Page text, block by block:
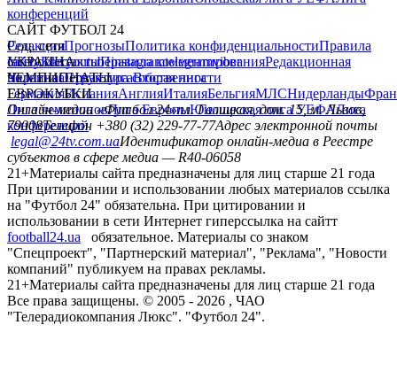
конференций
САЙТ ФУТБОЛ 24
РедакцияПрогнозыПолитика конфиденциальностиПравила
сайтуКонтактыПравила комментированияРедакционная
политикаСтруктура собственности
Соц. сети
facebookxyoutubeinstagramtelegramviber
УКРАИНА
УкраинаПервая лигаВторая лига
ЧЕМПИОНАТЫ
ГерманияИспанияАнглияИталияБельгияМЛСНидерланды
ЕВРОКУБКИ
Лига чемпионовЛига ЕвропыЮношеская лига УЕФАЛига
конференций
Онлайн-медиа «Футбол 24»пл. Галицкая, дом. 15, м. Львов,
79008Телефон +380 (32) 229-77-77Адрес электронной почты
legal@24tv.com.uaИдентификатор онлайн-медиа в Реестре
субъектов в сфере медиа — R40-06058
21+Материалы сайта предназначены для лиц старше 21 года
При цитировании и использовании любых материалов ссылка
на "Футбол 24" обязательна. При цитировании и
использовании в сети Интернет гиперссылка на сайтт
football24.ua
обязательное. Материалы со знаком
"Спецпроект", "Партнерский материал", "Реклама", "Новости
компаний" публикуем на правах рекламы.
21+Материалы сайта предназначены для лиц старше 21 года
Все права защищены. © 2005 - 2026 , ЧАО
"Телерадиокомпания Люкс". "Футбол 24".